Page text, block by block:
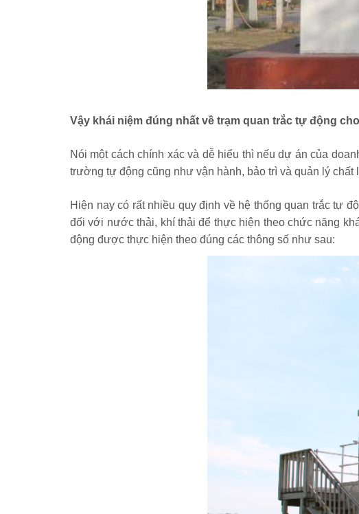
Vậy khái niệm đúng nhất về trạm quan trắc tự động
Nói một cách chính xác và dễ hiểu thì nếu dự án của
trường tự động cũng như vận hành, bảo trì và quản lý
Hiện nay có rất nhiều quy định về hệ thống quan trắc tự
đối với nước thải, khí thải để thực hiện theo chức năng
động được thực hiện theo đúng các thông số như sau: